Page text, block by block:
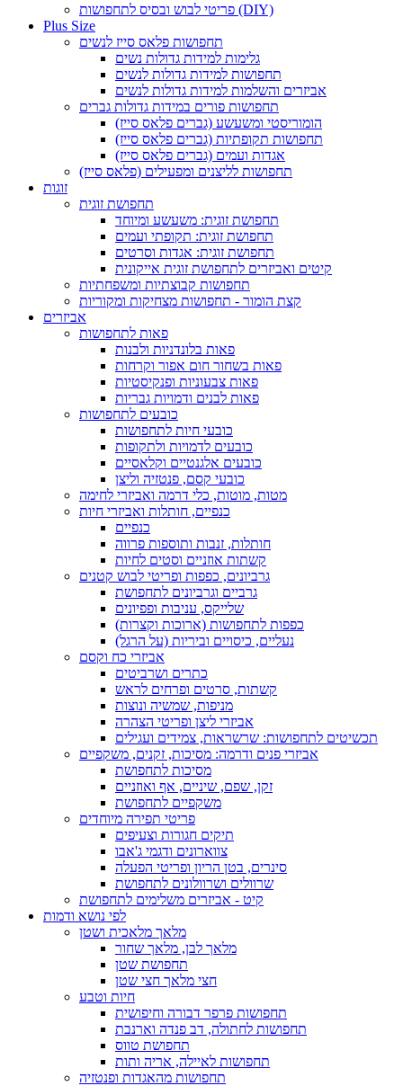
פריטי לבוש ובסיס לתחפושות (DIY)
Plus Size
תחפושות פלאס סייז לנשים
גלימות למידות גדולות נשים
תחפושות למידות גדולות לנשים
אביזרים והשלמות למידות גדולות לנשים
תחפושות פורים במידות גדולות גברים
הומוריסטי ומשעשע (גברים פלאס סייז)
תחפושות תקופתיות (גברים פלאס סייז)
אגדות ועמים (גברים פלאס סייז)
תחפושות לליצנים ומפעילים (פלאס סייז)
זוגות
תחפושת זוגית
תחפושת זוגית: משעשע ומיוחד
תחפושת זוגית: תקופתי ועמים
תחפושת זוגית: אגדות וסרטים
קיטים ואביזרים לתחפושת זוגית אייקונית
תחפושות קבוצתיות ומשפחתיות
קצת הומור - תחפושות מצחיקות ומקוריות
אביזרים
פאות לתחפושות
פאות בלונדניות ולבנות
פאות בשחור חום אפור וקרחות
פאות צבעוניות ופנקיסטיות
פאות לבנים ודמויות גבריות
כובעים לתחפושות
כובעי חיות לתחפושות
כובעים לדמויות ולתקופות
כובעים אלגנטיים וקלאסיים
כובעי קסם, פנטזיה וליצן
מטות, מוטות, כלי דרמה ואביזרי לחימה
כנפיים, חותלות ואביזרי חיות
כנפיים
חותלות, זנבות ותוספות פרווה
קשתות אוזניים וסטים לחיות
גרביונים, כפפות ופריטי לבוש קטנים
גרביים וגרביונים לתחפושת
שלייקס, עניבות ופפיונים
כפפות לתחפושות (ארוכות וקצרות)
נעליים, כיסויים וביריות (על הרגל)
אביזרי כח וקסם
כתרים ושרביטים
קשתות, סרטים ופרחים לראש
מניפות, שמשיה ונוצות
אביזרי ליצן ופריטי הצהרה
תכשיטים לתחפושות: שרשראות, צמידים ועגילים
אביזרי פנים ודרמה: מסיכות, זקנים, משקפיים
מסיכות לתחפושת
זקן, שפם, שיניים, אף ואוזניים
משקפיים לתחפושת
פריטי תפירה מיוחדים
תיקים חגורות וצעיפים
צווארונים ודגמי ג'אבו
סינרים, בטן הריון ופריטי הפעלה
שרוולים ושרוולונים לתחפושת
קיט - אביזרים משלימים לתחפושת
לפי נושא ודמות
מלאך מלאכית ושטן
מלאך לבן, מלאך שחור
תחפושת שטן
חצי מלאך חצי שטן
חיות וטבע
תחפושות פרפר דבורה וחיפושית
תחפושות לחתולה, דב פנדה וארנבת
תחפושת טווס
תחפושות לאיילה, אריה ותות
תחפושות מהאגדות ופנטזיה